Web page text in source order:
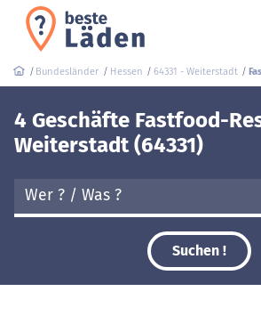
Bundesländer Hessen 64331 - Weiterstadt
4 Geschäfte Fastfood-
Weiterstadt (64331)
Suchen !